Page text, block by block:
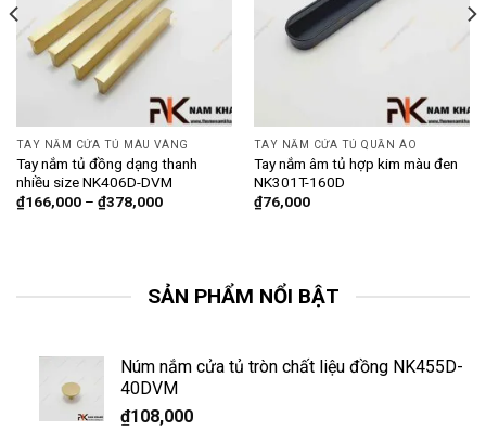
TAY NẮM CỬA TỦ MÀU VÀNG
Tay nắm tủ đồng dạng thanh
nhiều size NK406D-DVM
₫166,000– ₫378,000
TAY NẮM CỬA TỦ QUẦN ÁO
Tay nắm âm tủ hợp kim màu đen
NK301T-160D
₫76,000
SẢN PHẨM NỔI BẬT
Núm nắm cửa tủ tròn chất liệu đồng NK455D-
40DVM
₫108,000